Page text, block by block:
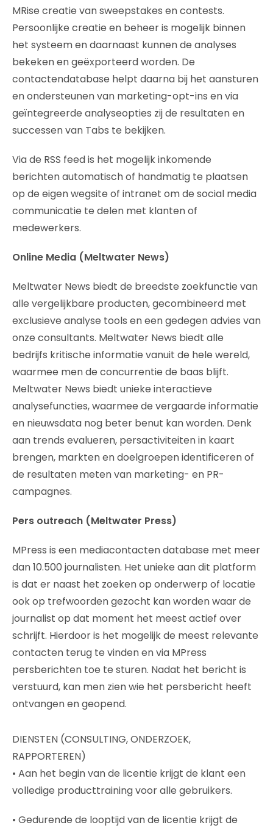
MRise creatie van sweepstakes en contests.
Persoonlijke creatie en beheer is mogelijk binnen
het systeem en daarnaast kunnen de analyses
bekeken en geëxporteerd worden. De
contactendatabase helpt daarna bij het aansturen
en ondersteunen van marketing-opt-ins en via
geïntegreerde analyseopties zij de resultaten en
successen van Tabs te bekijken.
Via de RSS feed is het mogelijk inkomende
berichten automatisch of handmatig te plaatsen
op de eigen wegsite of intranet om de social media
communicatie te delen met klanten of
medewerkers.
Online Media (Meltwater News)
Meltwater News biedt de breedste zoekfunctie van
alle vergelijkbare producten, gecombineerd met
exclusieve analyse tools en een gedegen advies van
onze consultants. Meltwater News biedt alle
bedrijfs kritische informatie vanuit de hele wereld,
waarmee men de concurrentie de baas blijft.
Meltwater News biedt unieke interactieve
analysefuncties, waarmee de vergaarde informatie
en nieuwsdata nog beter benut kan worden. Denk
aan trends evalueren, persactiviteiten in kaart
brengen, markten en doelgroepen identificeren of
de resultaten meten van marketing- en PR-
campagnes.
Pers outreach (Meltwater Press)
MPress is een mediacontacten database met meer
dan 10.500 journalisten. Het unieke aan dit platform
is dat er naast het zoeken op onderwerp of locatie
ook op trefwoorden gezocht kan worden waar de
journalist op dat moment het meest actief over
schrijft. Hierdoor is het mogelijk de meest relevante
contacten terug te vinden en via MPress
persberichten toe te sturen. Nadat het bericht is
verstuurd, kan men zien wie het persbericht heeft
ontvangen en geopend.
DIENSTEN (CONSULTING, ONDERZOEK,
RAPPORTEREN)
• Aan het begin van de licentie krijgt de klant een
volledige producttraining voor alle gebruikers.
• Gedurende de looptijd van de licentie krijgt de